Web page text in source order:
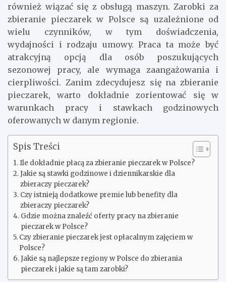
również wiązać się z obsługą maszyn. Zarobki za
zbieranie pieczarek w Polsce są uzależnione od
wielu czynników, w tym doświadczenia,
wydajności i rodzaju umowy. Praca ta może być
atrakcyjną opcją dla osób poszukujących
sezonowej pracy, ale wymaga zaangażowania i
cierpliwości. Zanim zdecydujesz się na zbieranie
pieczarek, warto dokładnie zorientować się w
warunkach pracy i stawkach godzinowych
oferowanych w danym regionie.
Spis Treści
Ile dokładnie płacą za zbieranie pieczarek w Polsce?
Jakie są stawki godzinowe i dziennikarskie dla
zbieraczy pieczarek?
Czy istnieją dodatkowe premie lub benefity dla
zbieraczy pieczarek?
Gdzie można znaleźć oferty pracy na zbieranie
pieczarek w Polsce?
Czy zbieranie pieczarek jest opłacalnym zajęciem w
Polsce?
Jakie są najlepsze regiony w Polsce do zbierania
pieczarek i jakie są tam zarobki?